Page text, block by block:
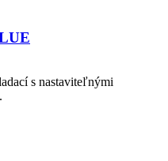
s nastaviteľnými